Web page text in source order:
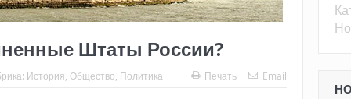
Штаты России?
История Общество Политика Печать Email